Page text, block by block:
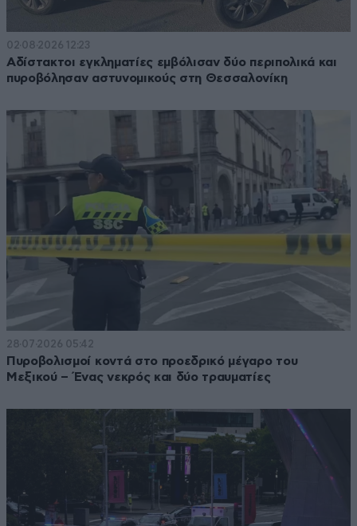
02·08·2026 12:23
Αδίστακτοι εγκληματίες εμβόλισαν δύο περιπολικά και
πυροβόλησαν αστυνομικούς στη Θεσσαλονίκη
28·07·2026 05:42
Πυροβολισμοί κοντά στο προεδρικό μέγαρο του
Μεξικού – Ένας νεκρός και δύο τραυματίες